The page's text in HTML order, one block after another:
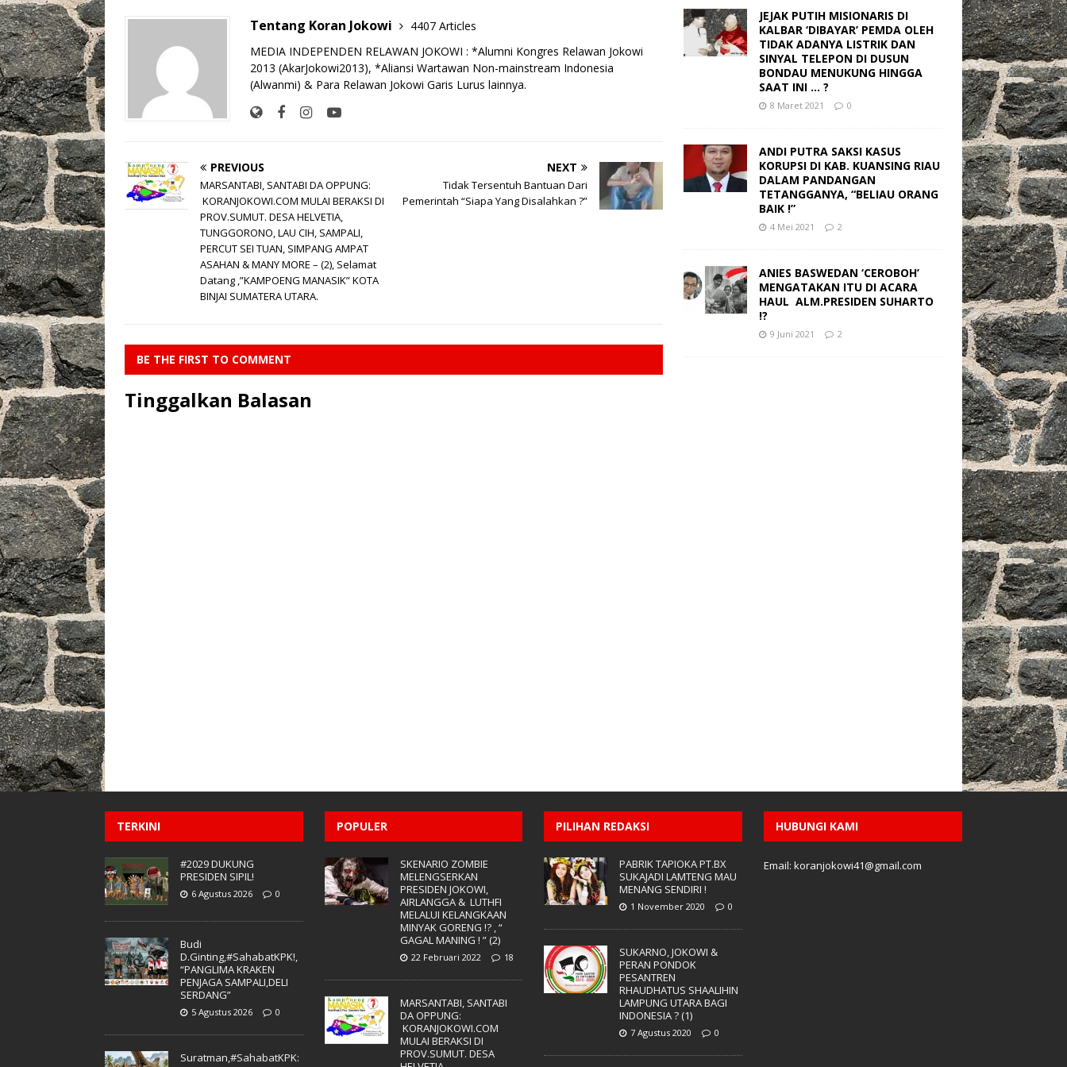
b
o
o
k
r A
p
p
Li
n
k
o e n
g
e
r
Tentang Koran Jokowi
4407 Articles
MEDIA INDEPENDEN RELAWAN JOKOWI : *Alumni Kongres Relawan Jokowi
2013 (AkarJokowi2013), *Aliansi Wartawan Non-mainstream Indonesia
(Alwanmi) & Para Relawan Jokowi Garis Lurus lainnya.
PREVIOUS
MARSANTABI, SANTABI DA OPPUNG:
KORANJOKOWI.COM MULAI BERAKSI DI
PROV.SUMUT. DESA HELVETIA,
TUNGGORONO, LAU CIH, SAMPALI,
PERCUT SEI TUAN, SIMPANG AMPAT
ASAHAN & MANY MORE – (2), Selamat
Datang ,”KAMPOENG MANASIK” KOTA
BINJAI SUMATERA UTARA.
NEXT
Tidak Tersentuh Bantuan Dari
Pemerintah “Siapa Yang Disalahkan ?”
BE THE FIRST TO COMMENT
Tinggalkan Balasan
JEJAK PUTIH MISIONARIS DI
KALBAR ‘DIBAYAR’ PEMDA OLEH
TIDAK ADANYA LISTRIK DAN
SINYAL TELEPON DI DUSUN
BONDAU MENUKUNG HINGGA
SAAT INI … ?
8 Maret 2021 0
ANDI PUTRA SAKSI KASUS
KORUPSI DI KAB. KUANSING RIAU
DALAM PANDANGAN
TETANGGANYA, “BELIAU ORANG
BAIK !”
4 Mei 2021 2
ANIES BASWEDAN ‘CEROBOH’
MENGATAKAN ITU DI ACARA
HAUL ALM.PRESIDEN SUHARTO
!?
9 Juni 2021 2
TERKINI
#2029 DUKUNG
PRESIDEN SIPIL!
6 Agustus 2026 0
Budi
D.Ginting,#SahabatKPK!,
“PANGLIMA KRAKEN
PENJAGA SAMPALI,DELI
SERDANG”
5 Agustus 2026 0
Suratman,#SahabatKPK:
POPULER
SKENARIO ZOMBIE
MELENGSERKAN
PRESIDEN JOKOWI,
AIRLANGGA & LUTHFI
MELALUI KELANGKAAN
MINYAK GORENG !? , “
GAGAL MANING ! ” (2)
22 Februari 2022 18
MARSANTABI, SANTABI
DA OPPUNG:
KORANJOKOWI.COM
MULAI BERAKSI DI
PROV.SUMUT. DESA
PILIHAN REDAKSI
PABRIK TAPIOKA PT.BX
SUKAJADI LAMTENG MAU
MENANG SENDIRI !
1 November 2020 0
SUKARNO, JOKOWI &
PERAN PONDOK
PESANTREN
RHAUDHATUS SHAALIHIN
LAMPUNG UTARA BAGI
INDONESIA ? (1)
7 Agustus 2020 0
HUBUNGI KAMI
Email: koranjokowi41@gmail.com